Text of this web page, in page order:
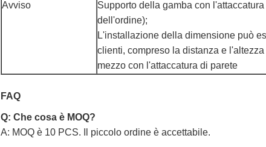
Avviso
Supporto della gamba con
dell'ordine);
L'installazione della dimensione può
clienti, compreso la distanza e
mezzo con l'attaccatura di parete
FAQ
Q: Che cosa è MOQ?
A: MOQ è 10 PCS. Il piccolo ordine è accettabile.